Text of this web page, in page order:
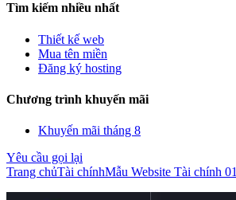
Tìm kiếm nhiều nhất
Thiết kế web
Mua tên miền
Đăng ký hosting
Chương trình khuyến mãi
Khuyến mãi tháng 8
Yêu cầu gọi lại
Trang chủTài chínhMẫu Website Tài chính 01